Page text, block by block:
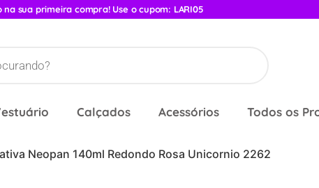
na sua primeira compra! Use o cupom: LARI05
Calçados Acessórios Todos os
Neopan 140ml Redondo Rosa Unicornio 2262